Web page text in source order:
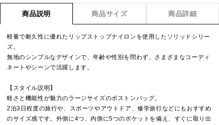
商品説明 商品サイズ 商品詳細
軽量で耐久性に優れたリップストップナイロンを使用したソリッドシリー
ズ。
無地のシンプルなデザインで、年齢や性別を問わず、さまざまなコーディ
ネートやシーンで活躍します。
【スタイル説明】
軽さと機能性が魅力のラージサイズのボストンバッグ。
2泊3日程度の旅行や、スポーツやアウトドア、修学旅行などにもおすすめ
のサイズ感です。外側に4つ、内側に5つのポケットを備え、すぐに取り出